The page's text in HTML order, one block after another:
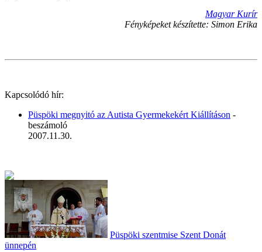
Magyar Kurír
Fényképeket készítette: Simon Erika
Kapcsolódó hír:
Püspöki megnyitó az Autista Gyermekekért Kiállításon -
beszámoló
2007.11.30.
Püspöki szentmise Szent Donát
ünnepén